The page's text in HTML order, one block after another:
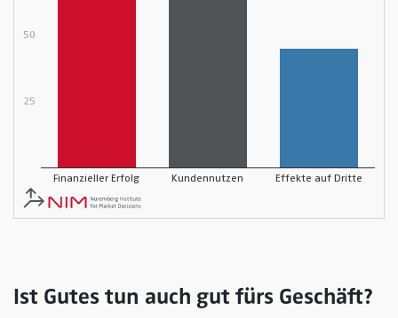
Ist Gutes tun auch gut fürs Geschäft?